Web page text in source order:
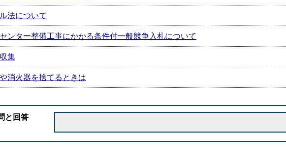
法について
ンター整備工事にかかる条件付一般競争入札について
集
消火器を捨てるときは
と回答